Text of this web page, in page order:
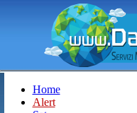
Home
Alert